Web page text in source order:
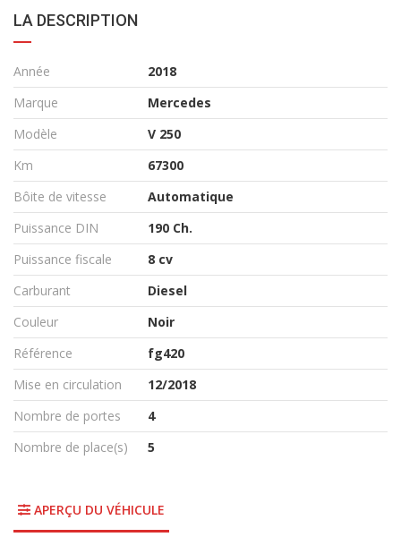
LA DESCRIPTION
Année
2018
Marque
Mercedes
Modèle
V 250
Km
67300
Bôite de vitesse
Automatique
Puissance DIN
190 Ch.
Puissance fiscale
8 cv
Carburant
Diesel
Couleur
Noir
Référence
fg420
Mise en circulation
12/2018
Nombre de portes
4
Nombre de place(s)
5
APERÇU DU VÉHICULE